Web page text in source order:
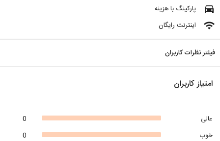
directions_car پارکینگ با هزینه
wifi اینترنت رایگان
فیلتر نظرات کاربران
امتیاز کاربران
0
عالی
0
خوب